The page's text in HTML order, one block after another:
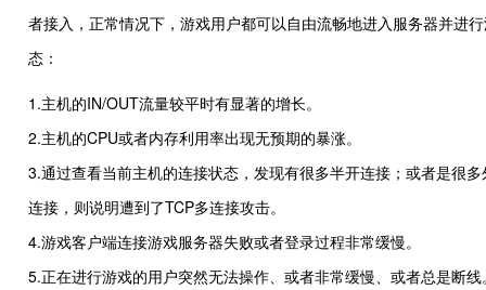
者接入，正常情况下，游戏用户都可以自由流畅地进入服务器并进
态：
1.主机的IN/OUT流量较平时有显著的增长。
2.主机的CPU或者内存利用率出现无预期的暴涨。
3.通过查看当前主机的连接状态，发现有很多半开连接；或者是很
连接，则说明遭到了TCP多连接攻击。
4.游戏客户端连接游戏服务器失败或者登录过程非常缓慢。
5.正在进行游戏的用户突然无法操作、或者非常缓慢、或者总是断线